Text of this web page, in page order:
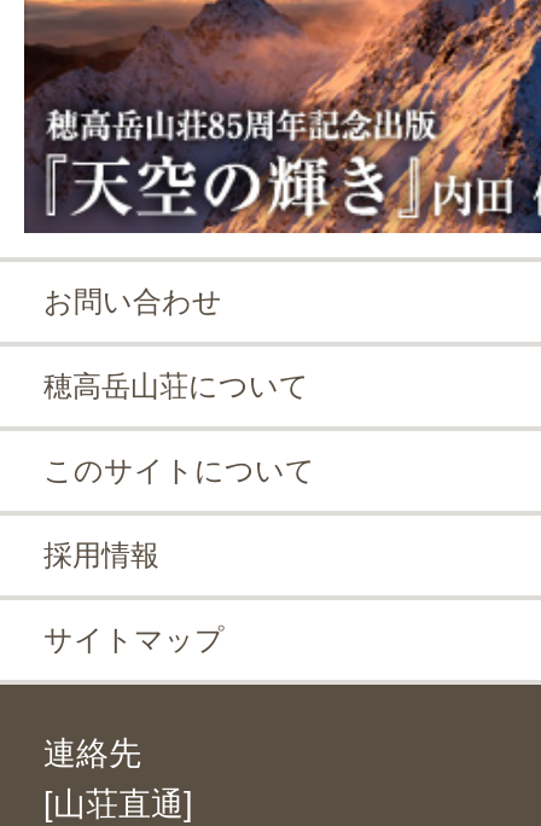
お問い合わせ
穂高岳山荘について
このサイトについて
採用情報
サイトマップ
連絡先
[山荘直通]